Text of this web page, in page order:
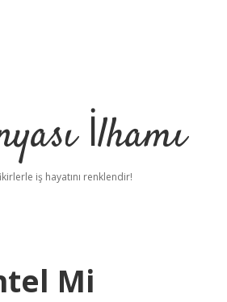
İlhamı
iş hayatını renklendir!
Mi